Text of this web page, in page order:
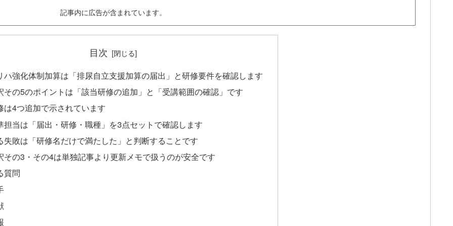
記事内に広告が含まれています。
目次
ハ強化体制加算は「排尿自立支援加算の届出」と研修要件を確認します
その5のポイントは「該当研修の追加」と「受講範囲の確認」です
は4つ追加で示されています
担当は「届出・研修・職種」を3点セットで確認します
失敗は「研修名だけで満たした」と判断することです
その3・その4は単独記事より更新メモで扱うのが安全です
質問